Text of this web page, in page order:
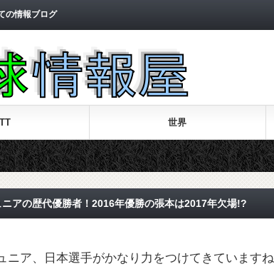
の情報ブログ
世界
ニアの歴代優勝者！2016年優勝の張本は2017年欠場!?
ニア、日本選手がかなり力をつけてきています